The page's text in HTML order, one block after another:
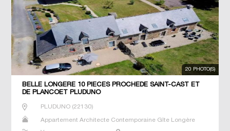
20 PHOTO(S)
BELLE LONGERE 10 PIECES PROCHEDE SAINT-CAST ET
DE PLANCOET PLUDUNO
PLUDUNO(22130)
Appartement Architecte Contemporaine Gîte Longère